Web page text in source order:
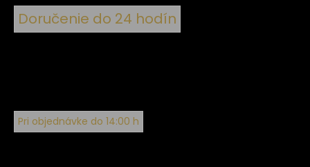
Doručenie do 24 hodín
Pri objednávke do 14:00 h